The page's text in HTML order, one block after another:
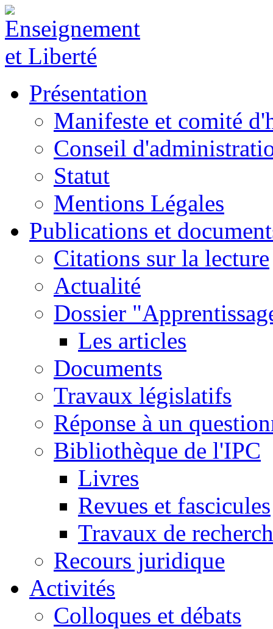
Présentation
Manifeste et comité
Conseil
Statut
Mentions Légales
Publications et
Citations sur la lecture
Actualité
Dossier
Les articles
Documents
Travaux législatifs
Réponse à un
Bibliothèque de l'IPC
Livres
Revues et fascicules
Travaux de
Recours juridique
Activités
Colloques et débats